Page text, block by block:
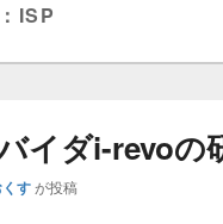
ISP
イダi-revoの
すが投稿